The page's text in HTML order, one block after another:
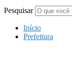
Pesquisar
Início
Prefeitura